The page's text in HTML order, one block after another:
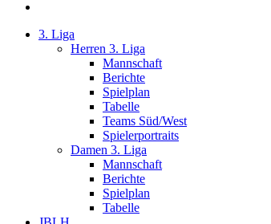
3. Liga
Herren 3. Liga
Mannschaft
Berichte
Spielplan
Tabelle
Teams Süd/West
Spielerportraits
Damen 3. Liga
Mannschaft
Berichte
Spielplan
Tabelle